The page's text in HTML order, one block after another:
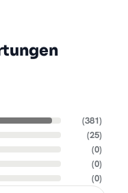
(381)
(25)
(0)
(0)
(0)